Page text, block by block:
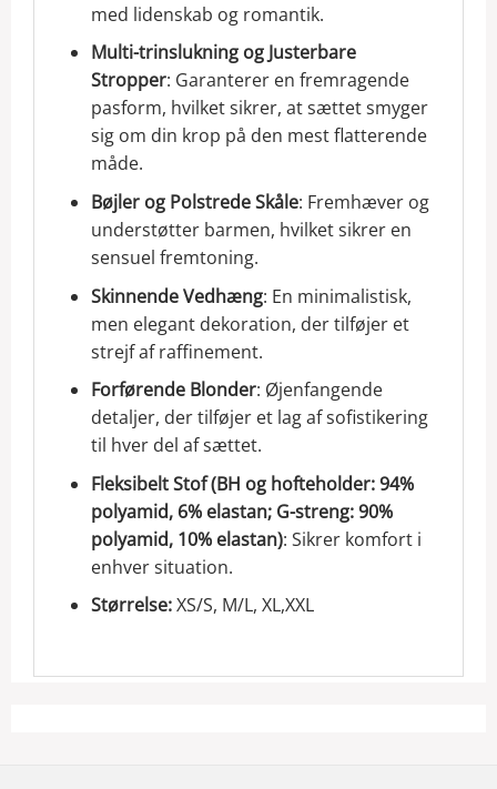
med lidenskab og romantik.
Multi-trinslukning og Justerbare
Stropper: Garanterer en fremragende
pasform, hvilket sikrer, at sættet smyger
sig om din krop på den mest flatterende
måde.
Bøjler og Polstrede Skåle: Fremhæver og
understøtter barmen, hvilket sikrer en
sensuel fremtoning.
Skinnende Vedhæng: En minimalistisk,
men elegant dekoration, der tilføjer et
strejf af raffinement.
Forførende Blonder: Øjenfangende
detaljer, der tilføjer et lag af sofistikering
til hver del af sættet.
Fleksibelt Stof (BH og hofteholder: 94%
polyamid, 6% elastan; G-streng: 90%
polyamid, 10% elastan): Sikrer komfort i
enhver situation.
Størrelse:XS/S, M/L, XL,XXL